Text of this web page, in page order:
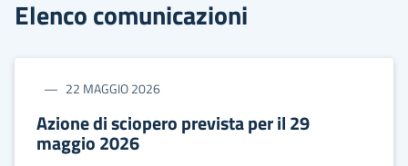
Elenco comunicazioni
22 MAGGIO 2026
Azione di sciopero prevista per il 29
maggio 2026